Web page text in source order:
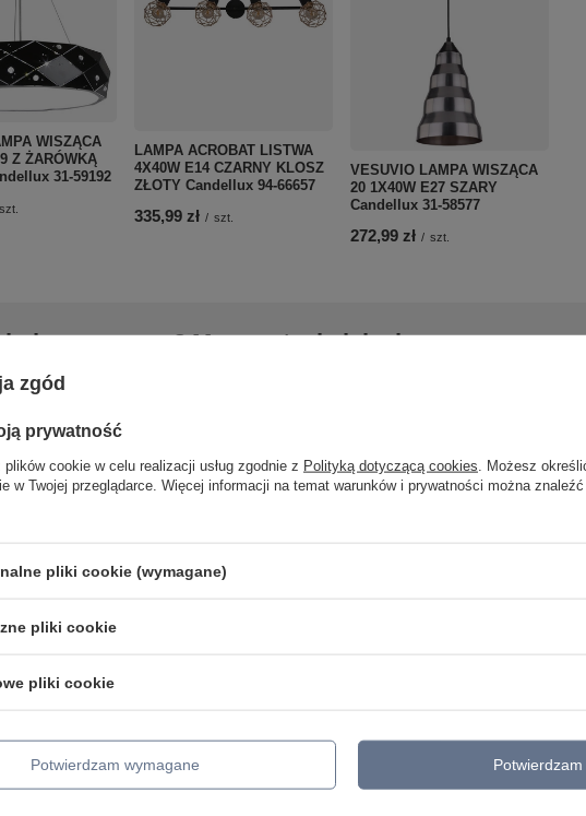
WISZĄCA
Z ŻARÓWKĄ
31-59192
szt.
LAMPA ACROBAT LISTWA
4X40W E14 CZARNY KLOSZ
ZŁOTY Candellux 94-66657
335,99 zł / szt.
VESUVIO LAMPA WISZĄCA
20 1X40W E27 SZARY
Candellux 31-58577
272,99 zł / szt.
pomocy? Masz pytania lub chcesz
nas - doradzimy, odpowiemy szybko i przygotujemy indywidualną ofertę
zgód
prywatność
cookie w celu realizacji usług zgodnie z Polityką dotyczącą cookies . Możesz
w Twojej przeglądarce. Więcej informacji na temat warunków i prywatności można
pliki cookie (wymagane)
pliki cookie
pliki cookie
Potwierdzam wymagane